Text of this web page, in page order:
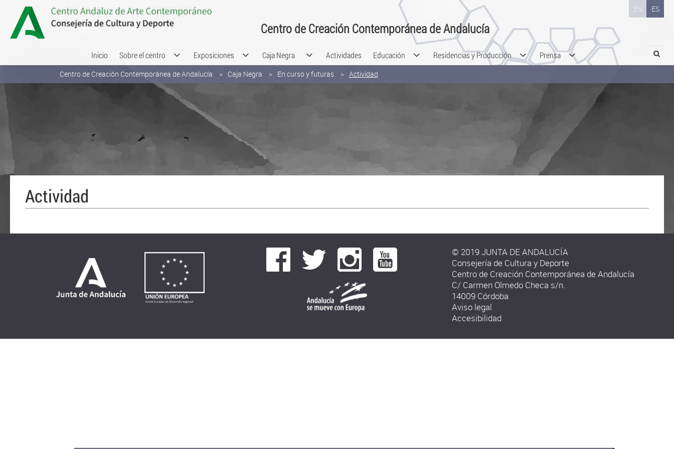
Saltar al contenido ES
EN
Centro de Creación Contemporánea de Andalucía
Inicio Sobre el centro Exposiciones Caja Negra Actividades Educación Residencias y Producción Prensa Search
Centro de Creación Contemporánea de Andalucía Caja Negra En curso y futuras Actividad
Actividad
© 2019 JUNTA DE ANDALUCÍA
Consejería de Cultura y Deporte
Centro de Creación Contemporánea de Andalucía
C/ Carmen Olmedo Checa s/n.
14009 Córdoba
Aviso legal
Accesibilidad